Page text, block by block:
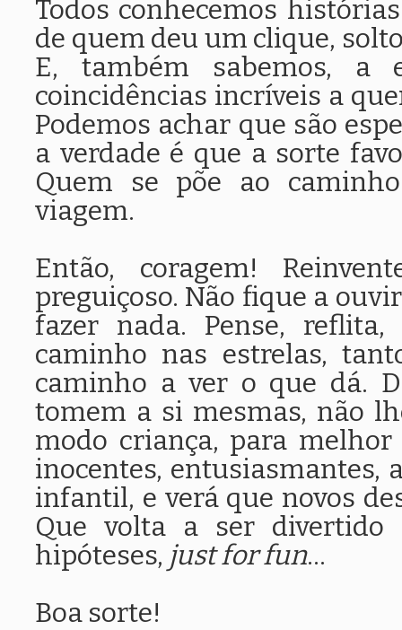
Todos conhecemos
de quem deu um clique,
E, também sabemos, a
coincidências incríveis a
Podemos achar que são
a verdade é que a sorte
Quem se põe ao
viagem.
Então, coragem!
preguiçoso. Não fique a
fazer nada. Pense,
caminho nas estrelas,
caminho a ver o que dá.
tomem a si mesmas, não
modo criança, para
inocentes, entusiasmantes,
infantil, e verá que novos
Que volta a ser
hipóteses, just for fun...
Boa sorte!